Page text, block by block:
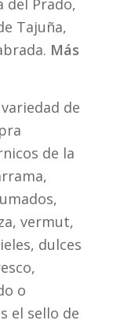
del Prado,
Tajuña,
Más
de
de la
vermut,
dulces
o
el sello de